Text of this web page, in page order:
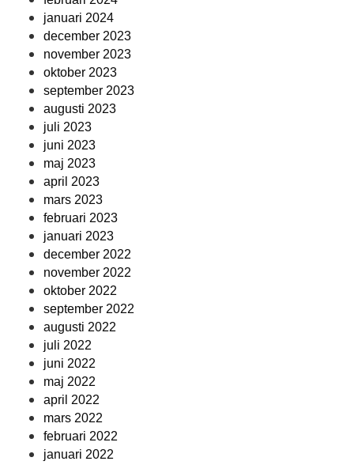
januari 2024
december 2023
november 2023
oktober 2023
september 2023
augusti 2023
juli 2023
juni 2023
maj 2023
april 2023
mars 2023
februari 2023
januari 2023
december 2022
november 2022
oktober 2022
september 2022
augusti 2022
juli 2022
juni 2022
maj 2022
april 2022
mars 2022
februari 2022
januari 2022